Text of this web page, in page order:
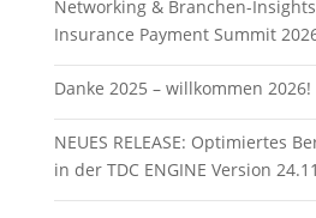
Networking & Branchen-
Insurance Payment Summit
Danke 2025 – willkommen 2026!
NEUES RELEASE: Optimiertes
in der TDC ENGINE Version 24.11